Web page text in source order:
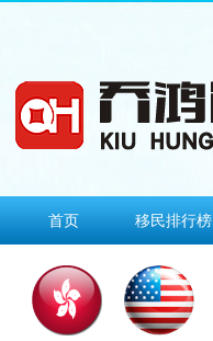
首页 移民排行榜